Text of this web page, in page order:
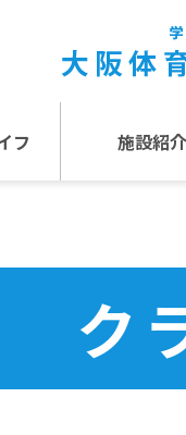
フ 施設紹介
ク